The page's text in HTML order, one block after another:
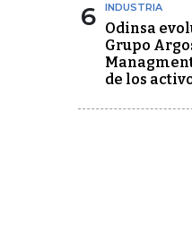
6 INDUSTRIA
Odinsa
Grupo
de los